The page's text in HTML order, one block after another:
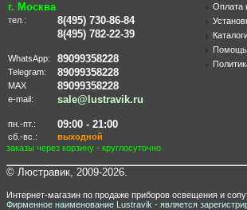
г. Москва
тел.:
8(495) 730-86-84
8(495) 782-22-39
WhatsApp: 89099358228
Telegram: 89099358228
MAX 89099358228
e-mail: sale@lustravik.ru
пн.-пт.: 09:00 - 21:00
сб.-вс.:
выходной
заказы через корзину - круглосуточно
Оплата
© Люстравик, 2009-2026.
Интернет-магазин по продаже приборов освещения и
Фирменное наименование Lustravik - является